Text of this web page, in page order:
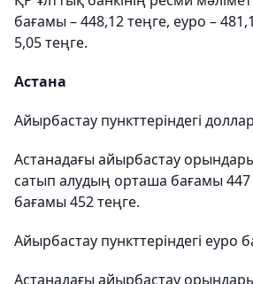
бағамы – 448,12 теңге, еуро –
5,05 теңге.
Астана
Айырбастау пункттеріндегі
Астанадағы айырбастау
сатып алудың орташа бағамы 447
бағамы 452 теңге.
Айырбастау пункттеріндегі еуро
Астанадағы айырбастау